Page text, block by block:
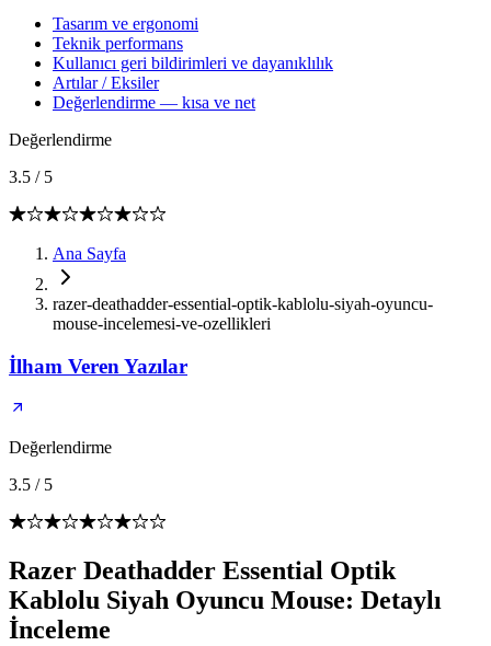
Tasarım ve ergonomi
Teknik performans
Kullanıcı geri bildirimleri ve dayanıklılık
Artılar / Eksiler
Değerlendirme — kısa ve net
Değerlendirme
3.5 / 5
Ana Sayfa
razer-deathadder-essential-optik-kablolu-siyah-oyuncu-
mouse-incelemesi-ve-ozellikleri
İlham Veren Yazılar
Değerlendirme
3.5 / 5
Razer Deathadder Essential Optik
Kablolu Siyah Oyuncu Mouse: Detaylı
İnceleme